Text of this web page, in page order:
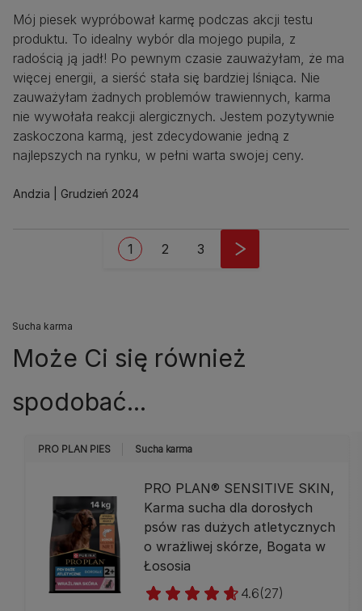
Mój piesek wypróbował karmę podczas akcji testu
produktu. To idealny wybór dla mojego pupila, z
radością ją jadł! Po pewnym czasie zauważyłam, że ma
więcej energii, a sierść stała się bardziej lśniąca. Nie
zauważyłam żadnych problemów trawiennych, karma
nie wywołała reakcji alergicznych. Jestem pozytywnie
zaskoczona karmą, jest zdecydowanie jedną z
najlepszych na rynku, w pełni warta swojej ceny.
Andzia Grudzień 2024
Bieżąca strona
1 Strona
2 Strona
3
Sucha karma
Może Ci się również
spodobać...
PRO PLAN PIES Sucha karma
PRO PLAN® SENSITIVE SKIN,
Karma sucha dla dorosłych
psów ras dużych atletycznych
o wrażliwej skórze, Bogata w
Łososia
4.6(27)